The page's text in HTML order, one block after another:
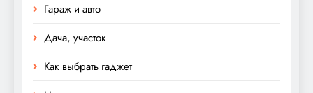
Гараж и авто
Дача, участок
Как выбрать гаджет